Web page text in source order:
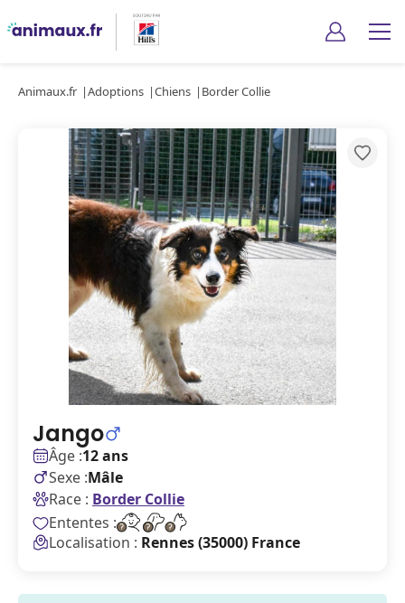
Animaux.fr Adoptions Chiens Border Collie
Jango
Âge :12 ans
Sexe :Mâle
Race : Border Collie
Ententes :
Localisation : Rennes (35000) France